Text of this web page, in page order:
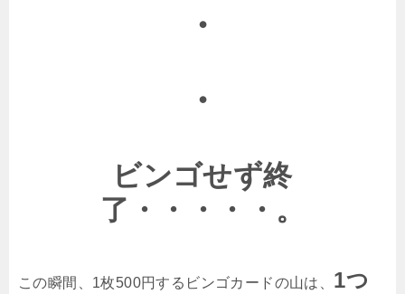
・
・
ビンゴせず終
了・・・
・・。
この瞬間、1枚500円するビンゴカードの山は、 1つ